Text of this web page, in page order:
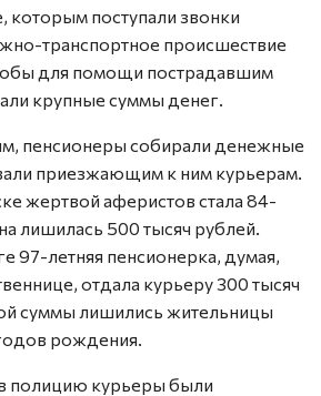
поступали звонки
транспортное происшествие
для помощи пострадавшим
крупные суммы денег.
пенсионеры собирали денежные
приезжающим к ним курьерам.
жертвой аферистов стала 84-
лишилась 500 тысяч рублей.
97-летняя пенсионерка, думая,
отдала курьеру 300 тысяч
суммы лишились жительницы
рождения.
полицию курьеры были